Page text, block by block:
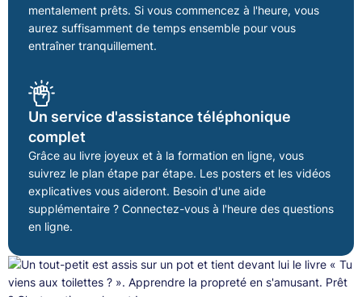
mentalement prêts. Si vous commencez à l'heure, vous
aurez suffisamment de temps ensemble pour vous
entraîner tranquillement.
Un service d'assistance téléphonique
complet
Grâce au livre joyeux et à la formation en ligne, vous
suivrez le plan étape par étape. Les posters et les vidéos
explicatives vous aideront. Besoin d'une aide
supplémentaire ? Connectez-vous à l'heure des questions
en ligne.